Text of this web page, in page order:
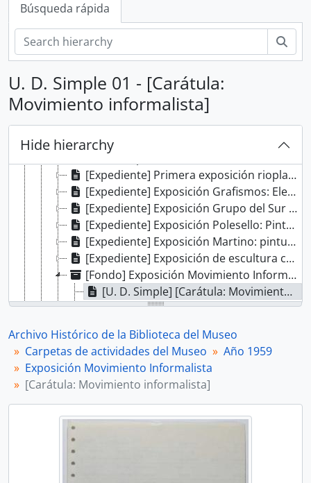
Búsqueda rápida
U. D. Simple 01 - [Carátula:
Movimiento informalista]
Hide hierarchy
[Fondo] Archivo Histórico de la Biblioteca del Museo
[Serie] Carpetas de actividades del Museo
[Subserie] Año 1956
[Subserie] Año 1957
[Subserie] Año 1958
[Subserie] Año 1959
[U. D. Simple] Resumen de actividades 1959
[Expediente] Primera exposición rioplatense de arte moderno
[Expediente] Exposición Grafismos: Elena Tarasido
[Expediente] Exposición Grupo del Sur [Cañás, Carreño, Linares, Loza M., Morón, Vinci]
[Expediente] Exposición Polesello: Pinturas
[Expediente] Exposición Martino: pintura tiempista
[Expediente] Exposición de escultura contemporánea al aire libre
[Fondo] Exposición Movimiento Informalista
[U. D. Simple] [Carátula: Movimiento informalista]
[U. D. Simple] Movimiento informalista
[Exposición Cinco pintores argentinos]
[Exposición en el Museo de Arte Moderno de México]
[U. D. Simple] Artículo de prensa: Un hombre nuevo y un Museo nuevo
[Subserie] Año 1960
[Subserie] Año 1961
[Subserie] Año 1962
[Subserie] Año 1963
[Subserie] Año 1964
[Subserie] Año 1965
Archivo Histórico de la Biblioteca del Museo
Carpetas de actividades del Museo
Año 1959
Exposición Movimiento Informalista
[Carátula: Movimiento informalista]